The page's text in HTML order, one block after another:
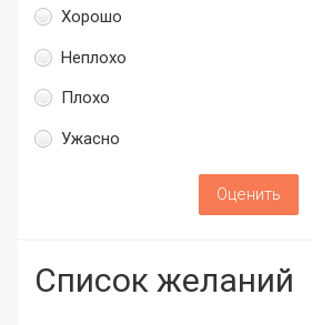
Хорошо
Неплохо
Плохо
Ужасно
Список желаний